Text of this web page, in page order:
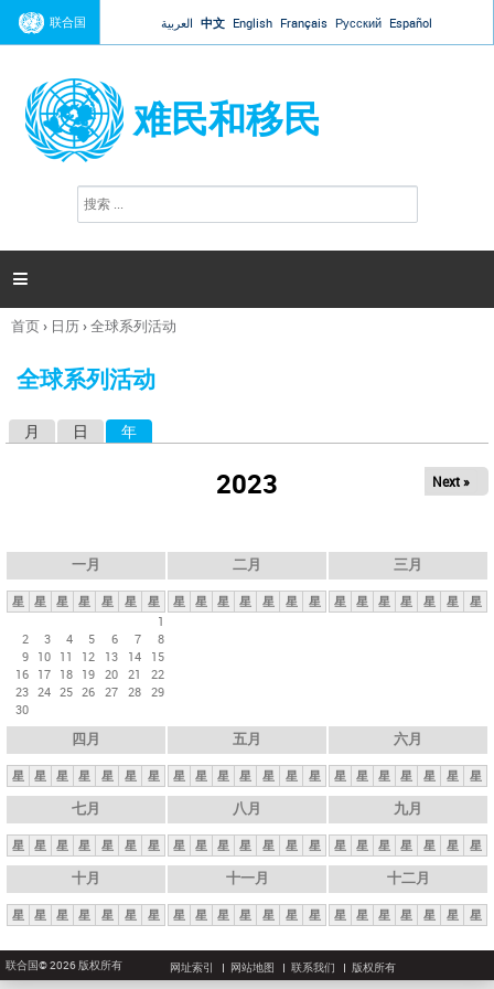
Jump to navigation
联合国 العربية 中文 English Français Русский Español
难民和移民
搜
索

你
这
首页› 日历›全球系列活动
全球系列活动
月 日 年
2023 Next »
一月
星 星 星 星 星 星
星
1
2
3 4 5 6 7
8
9 10 11 12 13 14
15
16 17 18 19 20 21
22
23 24 25 26 27 28 29
30
二月
星 星 星 星 星 星 星
三月
星 星 星 星 星 星 星
四月
星 星 星 星 星 星 星
五月
星 星 星 星 星 星 星
六月
星 星 星 星 星 星 星
七月
星 星 星 星 星 星 星
八月
星 星 星 星 星 星 星
九月
星 星 星 星 星 星 星
十月
星 星 星 星 星 星 星
十一月
星 星 星 星 星 星 星
十二月
星 星 星 星 星 星 星
联合国© 2026 版权所有 网址索引 网站地图 联系我们 版权所有